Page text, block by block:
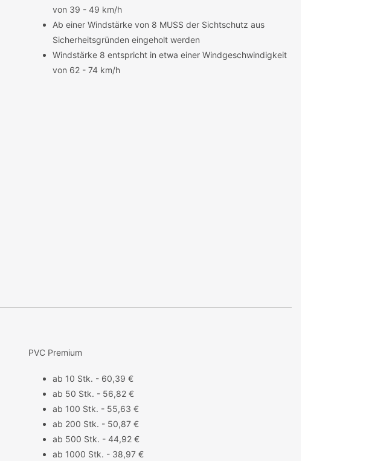
von 39 - 49 km/h
Ab einer Windstärke von 8 MUSS der Sichtschutz aus
Sicherheitsgründen eingeholt werden
Windstärke 8 entspricht in etwa einer Windgeschwindigkeit
von 62 - 74 km/h
PVC Premium
ab 10 Stk. - 60,39 €
ab 50 Stk. - 56,82 €
ab 100 Stk. - 55,63 €
ab 200 Stk. - 50,87 €
ab 500 Stk. - 44,92 €
ab 1000 Stk. - 38,97 €